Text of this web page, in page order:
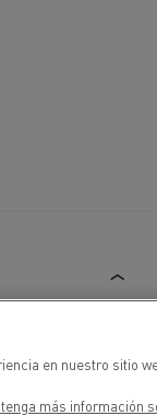
en nuestro sitio
más información